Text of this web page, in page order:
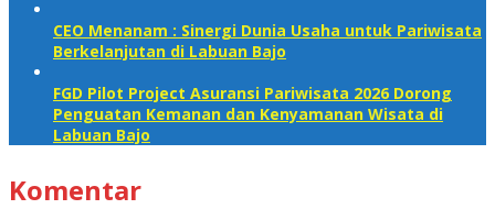
CEO Menanam : Sinergi Dunia Usaha untuk Pariwisata
Berkelanjutan di Labuan Bajo
FGD Pilot Project Asuransi Pariwisata 2026 Dorong
Penguatan Kemanan dan Kenyamanan Wisata di
Labuan Bajo
Komentar